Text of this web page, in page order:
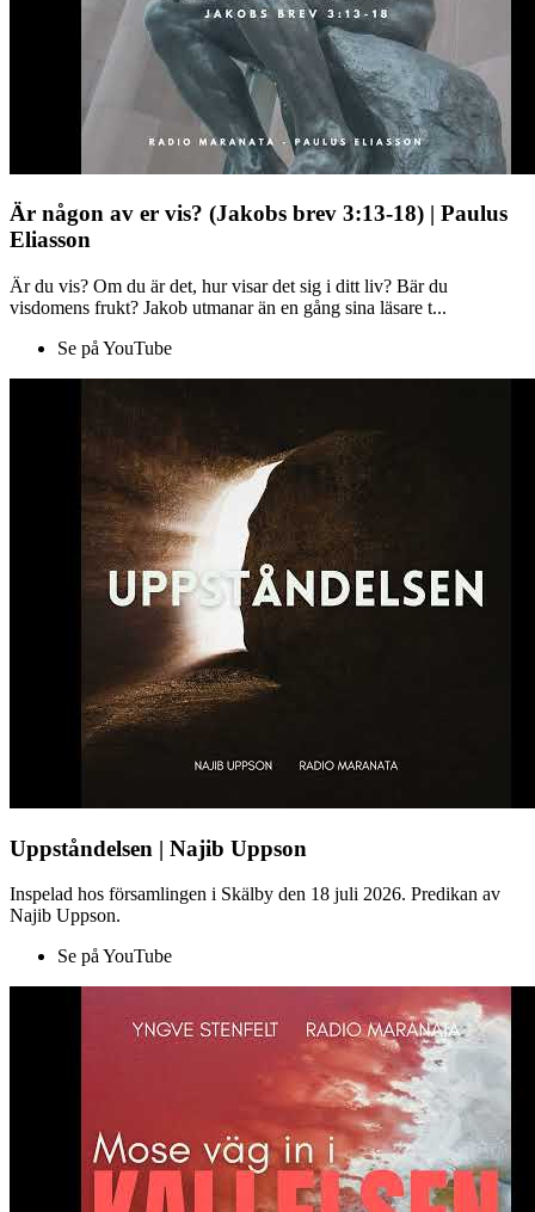
Är någon av er vis? (Jakobs brev 3:13-18) | Paulus
Eliasson
Är du vis? Om du är det, hur visar det sig i ditt liv? Bär du
visdomens frukt? Jakob utmanar än en gång sina läsare t...
Se på YouTube
Uppståndelsen | Najib Uppson
Inspelad hos församlingen i Skälby den 18 juli 2026. Predikan av
Najib Uppson.
Se på YouTube